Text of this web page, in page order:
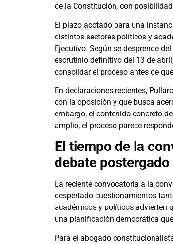
de la Constitución, con
El plazo acotado para una
distintos sectores políticos y
Ejecutivo. Según se desprende
escrutinio definitivo del 13 de
consolidar el proceso antes de
En declaraciones recientes,
con la oposición y que busca
embargo, el contenido concreto
amplio, el proceso parece
El tiempo de la
debate postergado
La reciente convocatoria a la
despertado cuestionamientos
académicos y políticos advierten
una planificación democrática
Para el abogado